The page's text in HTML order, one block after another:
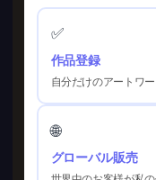
✅
作品登録
自分だけのアートワ
🌐
グローバル販売